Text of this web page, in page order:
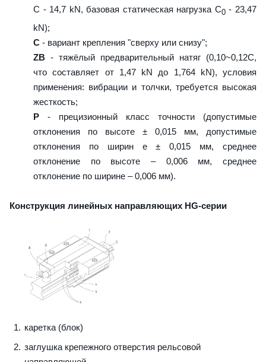
C - 14,7 kN, базовая статическая нагрузка С0- 23,47
kN);
C - вариант крепления "сверху или снизу";
ZB - тяжёлый предварительный натяг (0,10~0,12C,
что составляет от 1,47 kN до 1,764 kN), условия
применения: вибрации и толчки, требуется высокая
жесткость;
P - прецизионный класс точности (допустимые
отклонения по высоте ± 0,015 мм, допустимые
отклонения по ширин е ± 0,015 мм, среднее
отклонение по высоте – 0,006 мм, среднее
отклонение по ширине – 0,006 мм).
Конструкция линейных направляющих HG-серии
каретка (блок)
заглушка крепежного отверстия рельсовой